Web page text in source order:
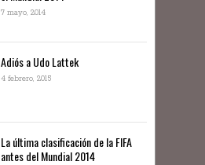
7 mayo, 2014
Adiós a Udo Lattek
4 febrero, 2015
La última clasificación de la FIFA
antes del Mundial 2014